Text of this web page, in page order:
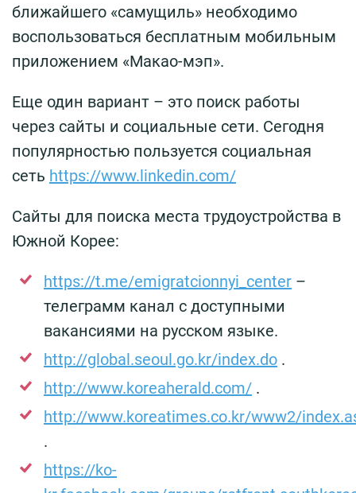
ближайшего «самущиль» необходимо
воспользоваться бесплатным мобильным
приложением «Макао-мэп».
Еще один вариант – это поиск работы
через сайты и социальные сети. Сегодня
популярностью пользуется социальная
сеть https://www.linkedin.com/
Сайты для поиска места трудоустройства в
Южной Корее:
https://t.me/emigratcionnyi_center –
телеграмм канал с доступными
вакансиями на русском языке.
http://global.seoul.go.kr/index.do .
http://www.koreaherald.com/ .
http://www.koreatimes.co.kr/www2/
.
https://ko-